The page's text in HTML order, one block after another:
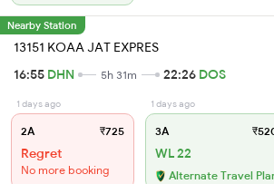
Nearby Station
13151 KOAA JAT EXPRES
16:55 DHN 5h 31m 22:26 DOS
1 days ago
2A ₹725
Regret
No more booking
1 days ago
3A
WL 22
Alternate Travel